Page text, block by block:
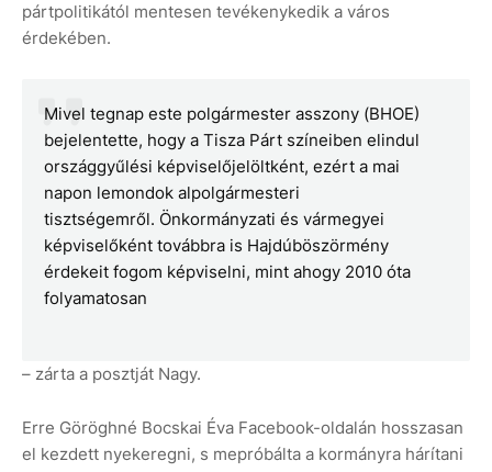
pártpolitikától mentesen tevékenykedik a város
érdekében.
Mivel tegnap este polgármester asszony (BHOE)
bejelentette, hogy a Tisza Párt színeiben elindul
országgyűlési képviselőjelöltként, ezért a mai
napon lemondok alpolgármesteri
tisztségemről. Önkormányzati és vármegyei
képviselőként továbbra is Hajdúböszörmény
érdekeit fogom képviselni, mint ahogy 2010 óta
folyamatosan
– zárta a posztját Nagy.
Erre Göröghné Bocskai Éva Facebook-oldalán hosszasan
el kezdett nyekeregni, s mepróbálta a kormányra hárítani